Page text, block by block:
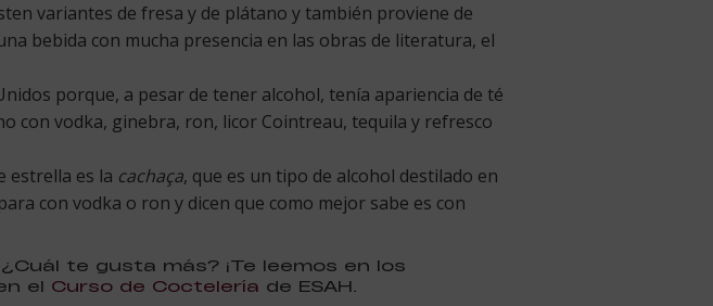
variantes de fresa y de plátano y también proviene de
bebida con mucha presencia en las obras de literatura, el
porque, a pesar de tener alcohol, tenía apariencia de té
con vodka, ginebra, ron, licor Cointreau, tequila y refresco
estrella es la cachaça, que es un tipo de alcohol destilado en
con vodka o ron y dicen que como mejor sabe es con
te gusta más? ¡Te leemos en los
el Curso de Coctelería de ESAH.